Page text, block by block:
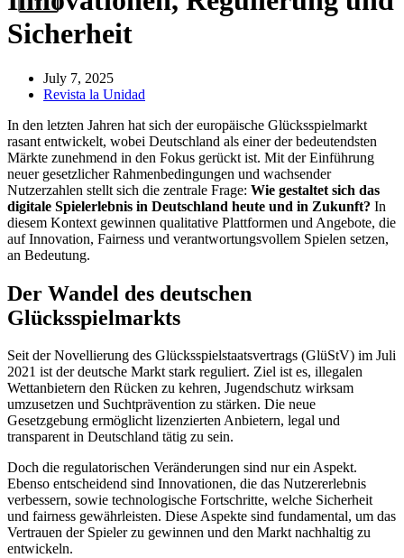
Sicherheit
July 7, 2025
Revista la Unidad
In den letzten Jahren hat sich der europäische Glücksspielmarkt
rasant entwickelt, wobei Deutschland als einer der bedeutendsten
Märkte zunehmend in den Fokus gerückt ist. Mit der Einführung
neuer gesetzlicher Rahmenbedingungen und wachsender
Nutzerzahlen stellt sich die zentrale Frage: Wie gestaltet sich das
digitale Spielerlebnis in Deutschland heute und in Zukunft? In
diesem Kontext gewinnen qualitative Plattformen und Angebote, die
auf Innovation, Fairness und verantwortungsvollem Spielen setzen,
an Bedeutung.
Der Wandel des deutschen
Glücksspielmarkts
Seit der Novellierung des Glücksspielstaatsvertrags (GlüStV) im Juli
2021 ist der deutsche Markt stark reguliert. Ziel ist es, illegalen
Wettanbietern den Rücken zu kehren, Jugendschutz wirksam
umzusetzen und Suchtprävention zu stärken. Die neue
Gesetzgebung ermöglicht lizenzierten Anbietern, legal und
transparent in Deutschland tätig zu sein.
Doch die regulatorischen Veränderungen sind nur ein Aspekt.
Ebenso entscheidend sind Innovationen, die das Nutzererlebnis
verbessern, sowie technologische Fortschritte, welche Sicherheit
und fairness gewährleisten. Diese Aspekte sind fundamental, um das
Vertrauen der Spieler zu gewinnen und den Markt nachhaltig zu
entwickeln.